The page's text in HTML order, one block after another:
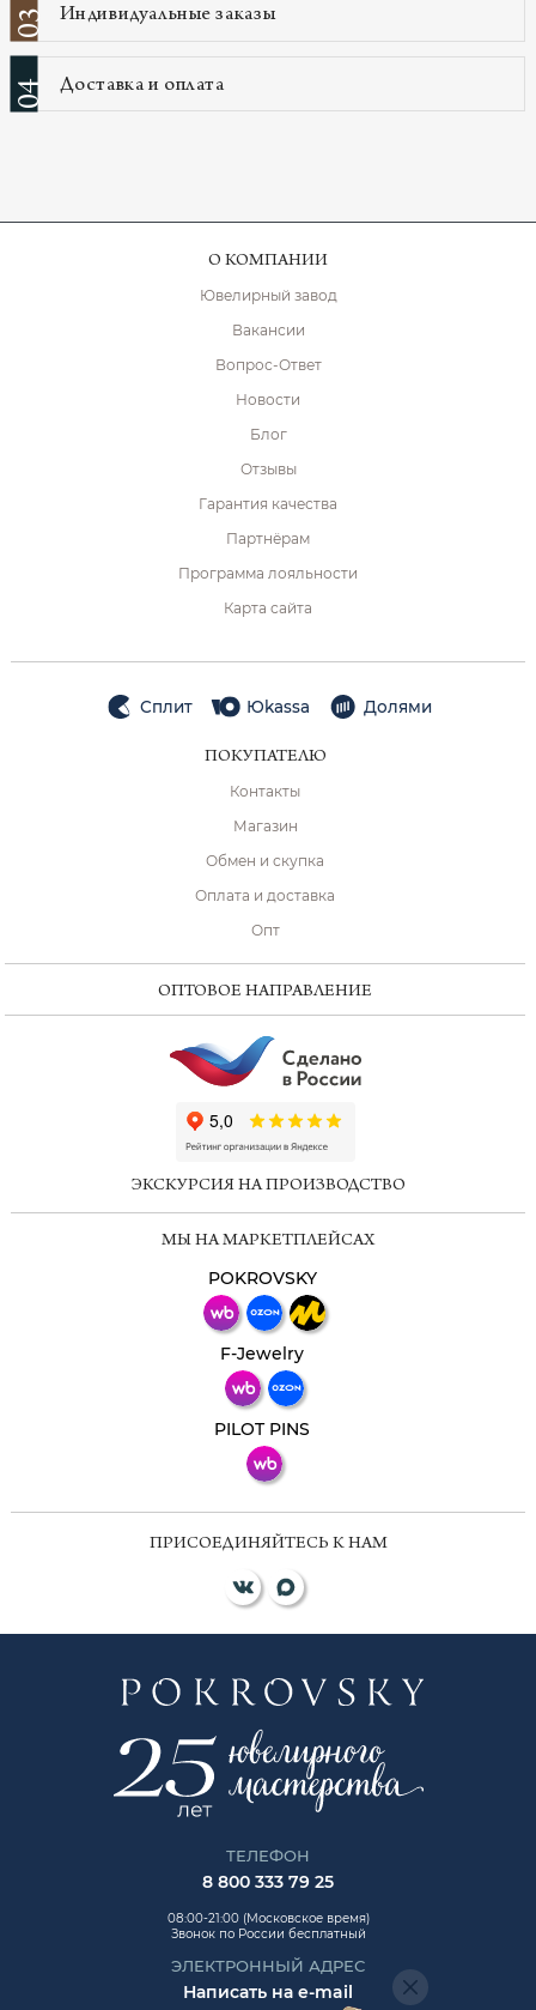
03 Индивидуальные заказы
04 Доставка и оплата
О КОМПАНИИ
Ювелирный завод
Вакансии
Вопрос-Ответ
Новости
Блог
Отзывы
Гарантия качества
Партнёрам
Программа лояльности
Карта сайта
Сплит Юkassa Долями
ПОКУПАТЕЛЮ
Контакты
Магазин
Обмен и скупка
Оплата и доставка
Опт
ОПТОВОЕ НАПРАВЛЕНИЕ
ЭКСКУРСИЯ НА ПРОИЗВОДСТВО
МЫ НА МАРКЕТПЛЕЙСАХ
POKROVSKY
F-Jewelry
PILOT PINS
ПРИСОЕДИНЯЙТЕСЬ К НАМ
ТЕЛЕФОН
8 800 333 79 25
08:00-21:00 (Московское время)
Звонок по России бесплатный
ЭЛЕКТРОННЫЙ АДРЕС
Написать на e-mail